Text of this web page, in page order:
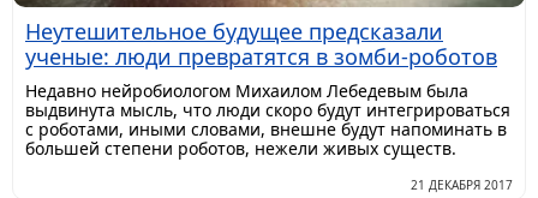
Неутешительное будущее предсказали
ученые: люди превратятся в зомби-роботов
Недавно нейробиологом Михаилом Лебедевым была
выдвинута мысль, что люди скоро будут интегрироваться
с роботами, иными словами, внешне будут напоминать в
большей степени роботов, нежели живых существ.
21 ДЕКАБРЯ 2017